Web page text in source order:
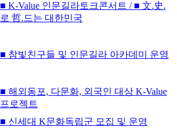
■ K-Value 인문길라토크콘서트 / ■ 文.史.
로 哲.드는 대한민국
■ 참빛친구들 및 인문길라 아카데미 운영
■ 해외동포, 다문화, 외국인 대상 K-Value
프로젝트
■ 신세대 K문화독립군 모집 및 운영